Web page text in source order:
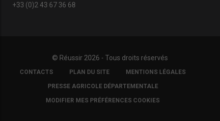
+33 (0)2 43 67 36 68
© Réussir 2026 - Tous droits réservés
FOOTER
COPYRIGHT
CONTACTS PLAN DU SITE MENTIONS LÉGALES
PRESSE AGRICOLE DÉPARTEMENTALE
MODIFIER MES PRÉFÉRENCES COOKIES